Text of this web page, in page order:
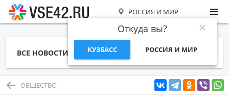
РОССИЯ И МИР
Откуда вы?
КУЗБАСС РОССИЯ И МИР
ВСЕ НОВОСТИ СТАТЬИ ТЕМЫ ФОТО
ОБЩЕСТВО